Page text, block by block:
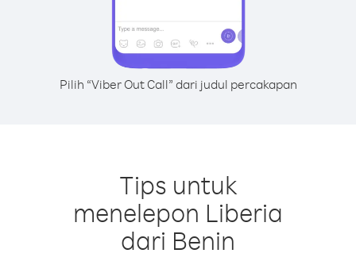
Pilih “Viber Out Call” dari judul percakapan
Tips untuk
menelepon Liberia
dari Benin